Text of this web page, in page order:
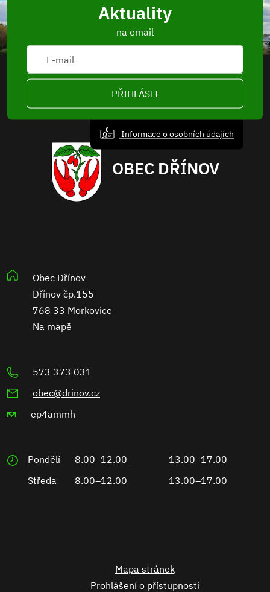
Aktuality
na email
PŘIHLÁSIT
Informace o osobních údajích
OBEC DŘÍNOV
Obec Dřínov
Dřínov čp.155
768 33 Morkovice
Na mapě
573 373 031
obec@drinov.cz
ep4ammh
Pondělí 8.00–12.00
13.00–17.00
Středa
8.00–12.00 13.00–17.00
Mapa stránek
Prohlášení o přístupnosti